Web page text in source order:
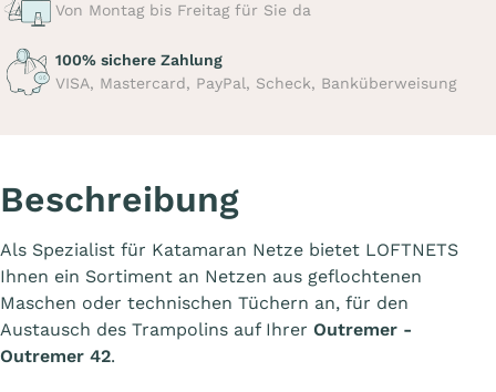
Von Montag bis Freitag für Sie da
100% sichere Zahlung
VISA, Mastercard, PayPal, Scheck, Banküberweisung
Beschreibung
Als Spezialist für Katamaran Netze bietet LOFTNETS
Ihnen ein Sortiment an Netzen aus geflochtenen
Maschen oder technischen Tüchern an, für den
Austausch des Trampolins auf Ihrer Outremer -
Outremer 42.